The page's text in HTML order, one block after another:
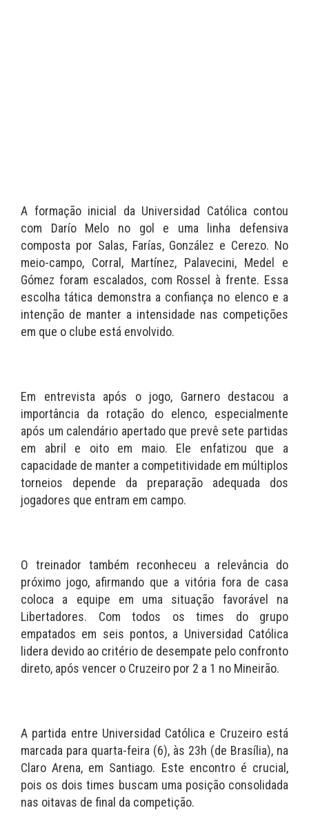
A formação inicial da Universidad Católica contou
com Darío Melo no gol e uma linha defensiva
composta por Salas, Farías, González e Cerezo. No
meio-campo, Corral, Martínez, Palavecini, Medel e
Gómez foram escalados, com Rossel à frente. Essa
escolha tática demonstra a confiança no elenco e a
intenção de manter a intensidade nas competições
em que o clube está envolvido.
Em entrevista após o jogo, Garnero destacou a
importância da rotação do elenco, especialmente
após um calendário apertado que prevê sete partidas
em abril e oito em maio. Ele enfatizou que a
capacidade de manter a competitividade em múltiplos
torneios depende da preparação adequada dos
jogadores que entram em campo.
O treinador também reconheceu a relevância do
próximo jogo, afirmando que a vitória fora de casa
coloca a equipe em uma situação favorável na
Libertadores. Com todos os times do grupo
empatados em seis pontos, a Universidad Católica
lidera devido ao critério de desempate pelo confronto
direto, após vencer o Cruzeiro por 2 a 1 no Mineirão.
A partida entre Universidad Católica e Cruzeiro está
marcada para quarta-feira (6), às 23h (de Brasília), na
Claro Arena, em Santiago. Este encontro é crucial,
pois os dois times buscam uma posição consolidada
nas oitavas de final da competição.